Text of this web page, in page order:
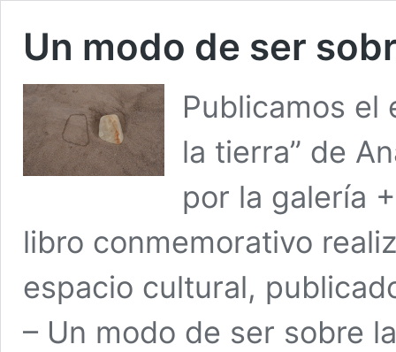
Un modo de ser
Publicamos el
la tierra” de
por la galería
libro conmemorativo
espacio cultural,
– Un modo de ser sobre